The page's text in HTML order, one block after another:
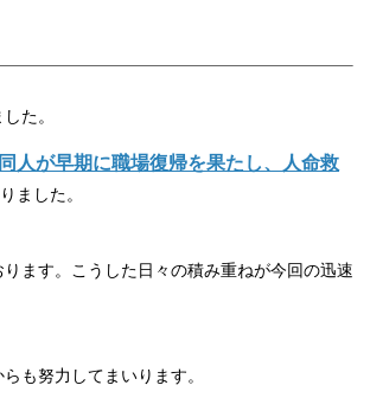
した。
人が早期に職場復帰を果たし、人命救
ました。
ます。こうした日々の積み重ねが今回の迅速
も努力してまいります。